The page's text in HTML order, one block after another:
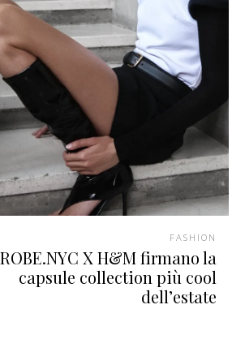
FASHION
X H&M firmano la
capsule collection più cool
dell’estate